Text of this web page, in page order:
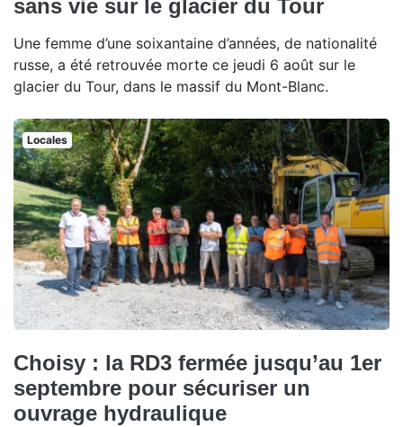
sans vie sur le glacier du Tour
Une femme d’une soixantaine d’années, de nationalité
russe, a été retrouvée morte ce jeudi 6 août sur le
glacier du Tour, dans le massif du Mont-Blanc.
Locales
Choisy : la RD3 fermée jusqu’au 1er
septembre pour sécuriser un
ouvrage hydraulique